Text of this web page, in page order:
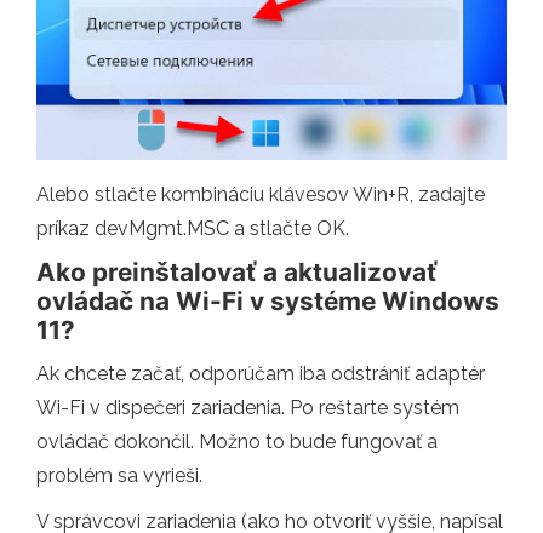
Alebo stlačte kombináciu klávesov Win+R, zadajte
príkaz devMgmt.MSC a stlačte OK.
Ako preinštalovať a aktualizovať
ovládač na Wi-Fi v systéme Windows
11?
Ak chcete začať, odporúčam iba odstrániť adaptér
Wi-Fi v dispečeri zariadenia. Po reštarte systém
ovládač dokončil. Možno to bude fungovať a
problém sa vyrieši.
V správcovi zariadenia (ako ho otvoriť vyššie, napísal